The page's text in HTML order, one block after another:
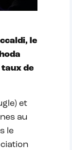
le
taux de
et
au
le